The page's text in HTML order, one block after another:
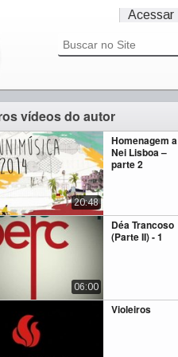
Acessar
vídeos do autor
Homenagem a
Nei Lisboa –
parte 2
20:48
Déa Trancoso
(Parte II) - 1
06:00
Violeiros